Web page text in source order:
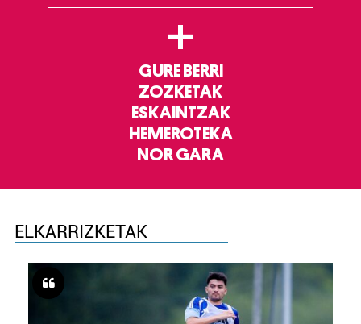
+
GURE BERRI
ZOZKETAK
ESKAINTZAK
HEMEROTEKA
NOR GARA
ELKARRIZKETAK